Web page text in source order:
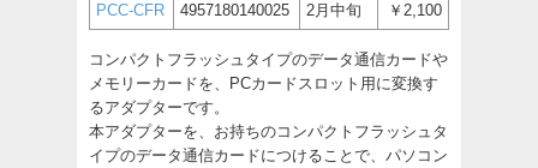
PCC-CFR 4957180140025 2月中旬 ￥2,100
コンパクトフラッシュタイプのデータ通信カードや
メモリーカードを、PCカードスロット用に変換す
るアダプターです。
本アダプターを、お持ちのコンパクトフラッシュタ
イプのデータ通信カードにつけることで、パソコン